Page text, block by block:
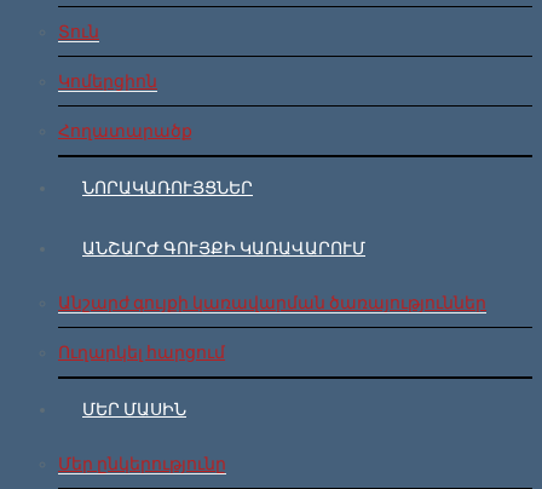
Տուն
Կոմերցիոն
Հողատարածք
ՆՈՐԱԿԱՌՈՒՅՑՆԵՐ
ԱՆՇԱՐԺ ԳՈՒՅՔԻ ԿԱՌԱՎԱՐՈՒՄ
Անշարժ գույքի կառավարման ծառայություններ
Ուղարկել հարցում
ՄԵՐ ՄԱՍԻՆ
Մեր ընկերությունը